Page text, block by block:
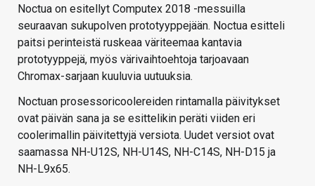
Noctua on esitellyt Computex 2018 -messuilla
seuraavan sukupolven prototyyppejään. Noctua esitteli
paitsi perinteistä ruskeaa väriteemaa kantavia
prototyyppejä, myös värivaihtoehtoja tarjoavaan
Chromax-sarjaan kuuluvia uutuuksia.
Noctuan prosessoricoolereiden rintamalla päivitykset
ovat päivän sana ja se esittelikin peräti viiden eri
coolerimallin päivitettyjä versiota. Uudet versiot ovat
saamassa NH-U12S, NH-U14S, NH-C14S, NH-D15 ja
NH-L9x65.